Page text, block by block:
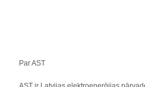
Par AST